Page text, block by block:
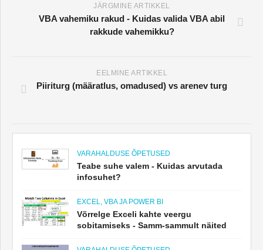
JÄRGMINE ARTIKKEL
VBA vahemiku rakud - Kuidas valida VBA abil
rakkude vahemikku?
EELMINE ARTIKKEL
Piiriturg (määratlus, omadused) vs arenev turg
VARAHALDUSE ÕPETUSED
Teabe suhe valem - Kuidas arvutada
infosuhet?
EXCEL, VBA JA POWER BI
Võrrelge Exceli kahte veergu
sobitamiseks - Samm-sammult näited